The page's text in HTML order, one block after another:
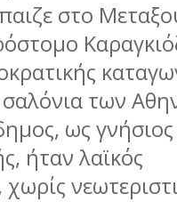
στο
σαλόνια των
ως
ήταν λαϊκός